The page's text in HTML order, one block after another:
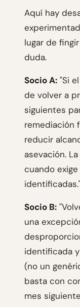
Aquí hay
lugar de
duda.
Socio A: "Si
de volver a
siguientes
remediación
reducir
asevación.
cuando
Socio B:
una
identificada
(no un
basta con
mes